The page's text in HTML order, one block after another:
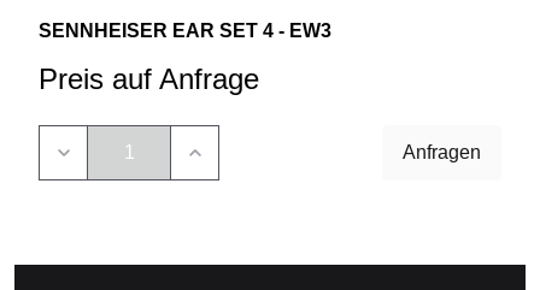
SENNHEISER EAR SET 4 - EW3
Preis auf Anfrage
Anfragen